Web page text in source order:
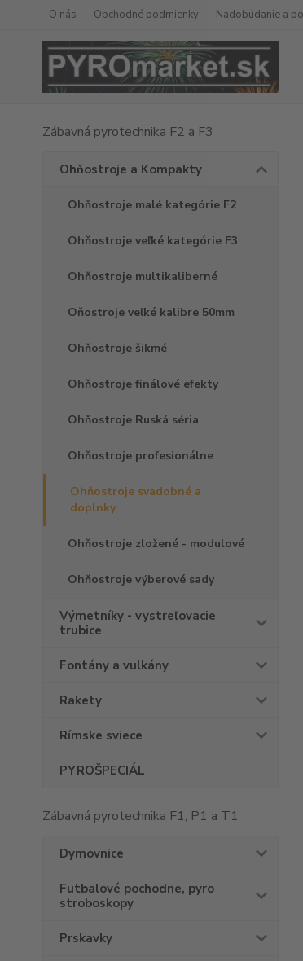
O nás Obchodné podmienky Nadobúdanie a
Zábavná pyrotechnika F2 a F3
Ohňostroje a Kompakty
Ohňostroje malé kategórie F2
Ohňostroje veľké kategórie F3
Ohňostroje multikaliberné
Oňostroje veľké kalibre 50mm
Ohňostroje šikmé
Ohňostroje finálové efekty
Ohňostroje Ruská séria
Ohňostroje profesionálne
Ohňostroje svadobné a
doplnky
Ohňostroje zložené - modulové
Ohňostroje výberové sady
Výmetníky - vystreľovacie
trubice
Fontány a vulkány
Rakety
Rímske sviece
PYROŠPECIÁL
Zábavná pyrotechnika F1, P1 a T1
Dymovnice
Futbalové pochodne, pyro
stroboskopy
Prskavky